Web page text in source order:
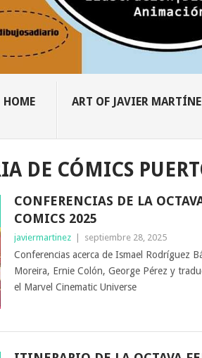
HOME ART OF JAVIER
DE CÓMICS
CONFERENCIAS DE LA
COMICS 2025
javiermartinez | septiembre 28, 2025
Conferencias acerca de Ismael Rodríguez
Moreira, Ernie Colón, George Pérez y
el Marvel Cinematic Universe